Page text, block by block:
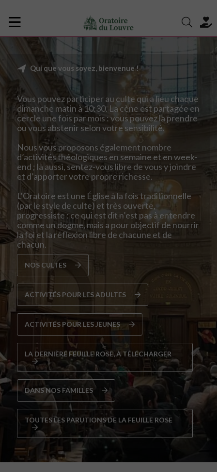
Qui que vous soyez, bienvenue !
Vous pouvez participer au culte qui a lieu chaque
dimanche matin à 10:30. La cène est partagée en
cercle une fois par mois : vous pouvez la prendre
ou vous abstenir selon votre sensibilité.
Nous vous proposons également nombre
d’activités théologiques en semaine et en week-
end ; là aussi, sentez-vous libre de vous y joindre
et d’apporter votre propre richesse.
L’Oratoire est une Église à la fois traditionnelle
(par le style de culte) et très ouverte,
progressiste : ce qui est dit n’est pas à entendre
comme un dogme, mais a pour objectif de nourrir
la foi et la réflexion libre de chacune et de
chacun.
NOS CULTES
ACTIVITÉS POUR LES ADULTES
ACTIVITÉS POUR LES JEUNES
LA DERNIÈRE FEUILLE ROSE, À TÉLÉCHARGER
DANS NOS FAMILLES
TOUTES LES PARUTIONS DE LA FEUILLE ROSE